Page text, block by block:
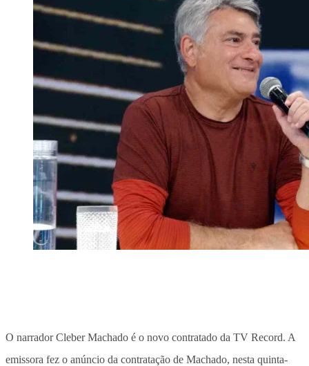
O narrador Cleber Machado é o novo contratado da TV Record. A
emissora fez o anúncio da contratação de Machado, nesta quinta-